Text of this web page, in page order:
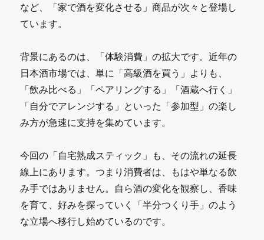
など、「家で酒を変化させる」商品が次々と登場し
ています。
背景にあるのは、「体験消費」の拡大です。近年の
日本酒市場では、単に「高級酒を買う」よりも、
「飲み比べる」「ペアリングする」「酒蔵へ行く」
「自分でアレンジする」といった「参加型」の楽し
み方が急速に支持を集めています。
今回の「自宅熟成スティック」も、その流れの延長
線上にあります。つまり消費者は、もはや単なる飲
み手ではありません。自ら酒の変化を観察し、香味
を育て、好みを探っていく「半分つくり手」のよう
な立場へ移行し始めているのです。